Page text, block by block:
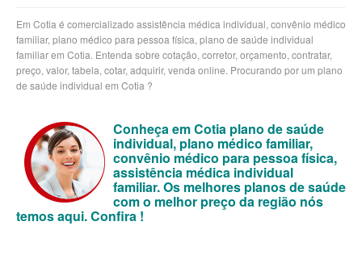
GOLDEN CROSS PLANO EMPRESARIAL
GNDI PLANO DE SAÚDE EMPRESARIAL
INTERCLINICAS PLANO DE SAÚDE EMPRESARIAL
KIPP PLANO DE SAÚDE EMPRESARIAL
MEDIAL PLANO DE SAÚDE EMPRESARIAL
MEDICAL HEALTH PLANO DE SAÚDE EMPRESARIAL
Em Cotia é comercializado assistência médica individual, convênio médico
familiar, plano médico para pessoa física, plano de saúde individual
familiar em Cotia. Entenda sobre cotação, corretor, orçamento, contratar,
preço, valor, tabela, cotar, adquirir, venda online. Procurando por um plano
de saúde individual em Cotia ?
Conheça em Cotia plano de saúde
individual, plano médico familiar,
convênio médico para pessoa física,
assistência médica individual
familiar.Os melhores planos de saúde
com o melhor preço da região nós
temos aqui.Confira !